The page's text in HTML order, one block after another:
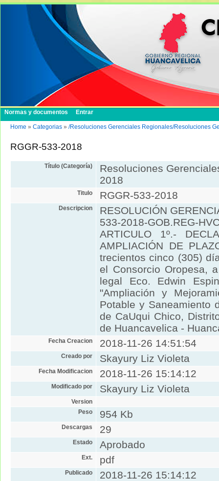
Normas y documentos Entrar
Home » Categorias » /Resoluciones Gerenciales Regionales/Resoluciones
RGGR-533-2018
Título (Categoría)
Resoluciones
2018
Titulo RGGR-533-2018
Descripcion
RESOLUCIÓN
533-2018-GOB.REG-
ARTICULO 1º.-
AMPLIACIÓN DE
trecientos cinco (305)
el Consorcio Oropesa,
legal Eco. Edwin
"Ampliación y
Potable y Saneamiento
de CaUqui Chico,
de Huancavelica -
Fecha Creacion 2018-11-26 14:51:54
Creado por Skayury Liz Violeta
Fecha Modificacion 2018-11-26 15:14:12
Modificado por Skayury Liz Violeta
Version
Peso
954 Kb
Descargas 29
Estado Aprobado
Ext. pdf
Publicado 2018-11-26 15:14:12